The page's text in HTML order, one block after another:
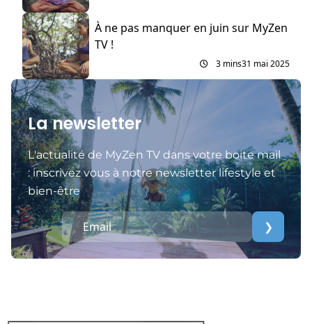
À ne pas manquer en juin sur MyZen
TV !
3 mins31 mai 2025
La newsletter
L'actualité de MyZen TV dans votre boite mail
: inscrivez vous à notre newsletter lifestyle et
bien-être
❯